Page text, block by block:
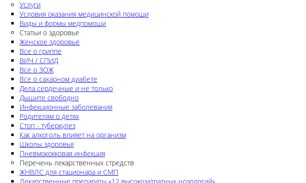
Услуги
Условия оказания медицинской помощи
Виды и формы медпомощи
Статьи о здоровье
Женское здоровье
Все о гриппе
ВИЧ / СПИД
Все о ЗОЖ
Все о сахарном диабете
Дела сердечные и не только
Дышите свободно
Инфекционные заболевания
Родителям о детях
Стоп - туберкулез
Как алкоголь влияет на организм
Школы здоровья
Пневмококковая инфекция
Перечень лекарственных стредств
ЖНВЛС для стационара и СМП